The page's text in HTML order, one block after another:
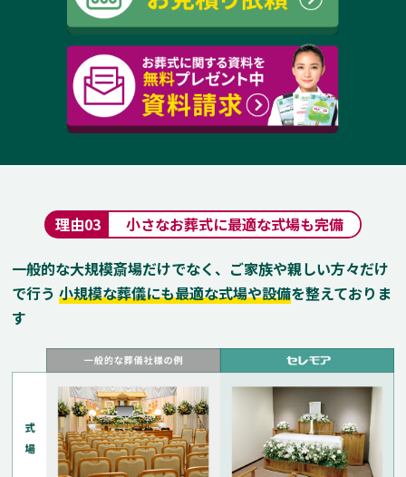
理由03 小さなお葬式に最適な式場も完備
一般的な大規模斎場だけでなく、ご家族や親しい方々だけ
で行う 小規模な葬儀にも最適な式場や設備を整えておりま
す